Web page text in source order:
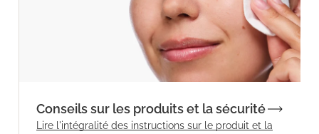
Conseils sur les produits et la sécurité
Lire l'intégralité des instructions sur le produit et la